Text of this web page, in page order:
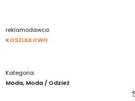
reklamodawca:
KOSZULKOWO
Kategoria:
Moda Moda / Odzież